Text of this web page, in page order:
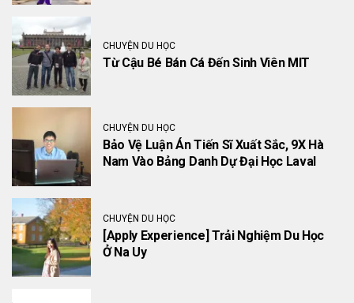
CHUYỆN DU HỌC
Từ Cậu Bé Bán Cá Đến Sinh Viên MIT
CHUYỆN DU HỌC
Bảo Vệ Luận Án Tiến Sĩ Xuất Sắc, 9X Hà
Nam Vào Bảng Danh Dự Đại Học Laval
CHUYỆN DU HỌC
[Apply Experience] Trải Nghiệm Du Học
Ở Na Uy